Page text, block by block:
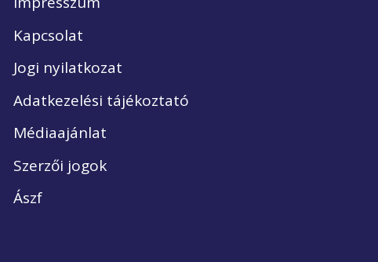
Kapcsolat
Jogi nyilatkozat
Adatkezelési tájékoztató
Médiaajánlat
Szerzői jogok
Ászf